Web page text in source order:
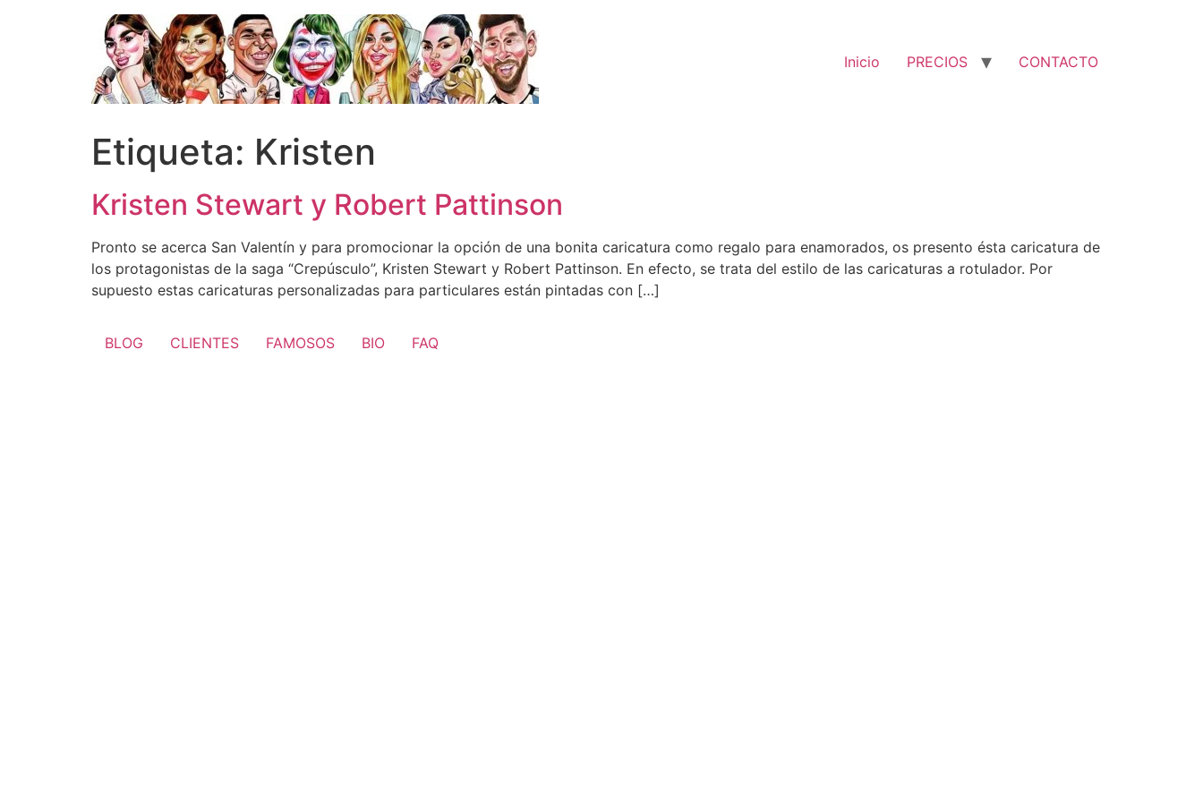
Inicio PRECIOS CONTACTO
Etiqueta: Kristen
Kristen Stewart y Robert Pattinson
Pronto se acerca San Valentín y para promocionar la opción de una bonita caricatura como regalo para enamorados, os presento ésta caricatura de
los protagonistas de la saga “Crepúsculo”, Kristen Stewart y Robert Pattinson. En efecto, se trata del estilo de las caricaturas a rotulador. Por
supuesto estas caricaturas personalizadas para particulares están pintadas con […]
BLOG CLIENTES FAMOSOS BIO FAQ